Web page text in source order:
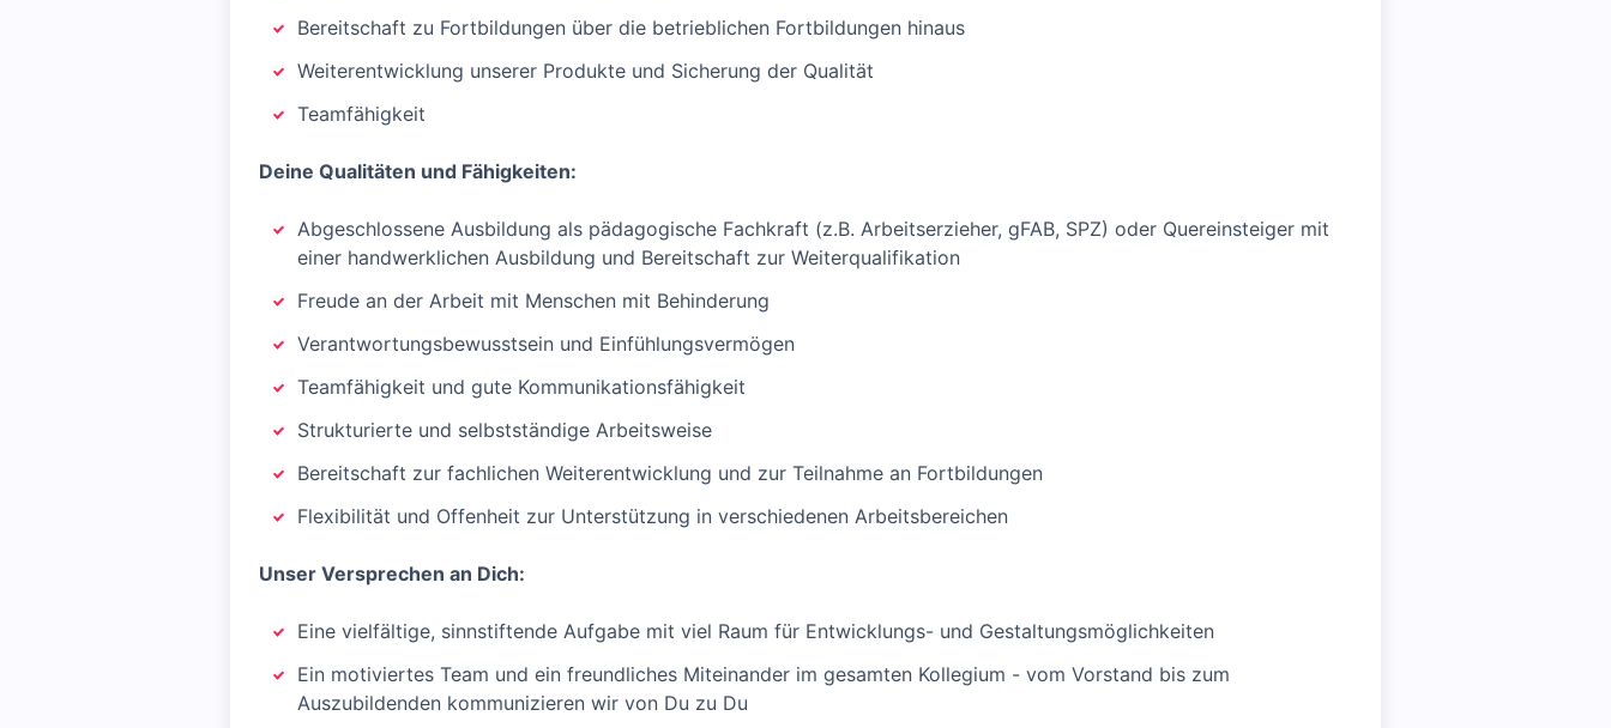
Bereitschaft zu Fortbildungen über die betrieblichen Fortbildungen hinaus
Weiterentwicklung unserer Produkte und Sicherung der Qualität
Teamfähigkeit
Deine Qualitäten und Fähigkeiten:
Abgeschlossene Ausbildung als pädagogische Fachkraft (z.B. Arbeitserzieher, gFAB, SPZ) oder Quereinsteiger mit
einer handwerklichen Ausbildung und Bereitschaft zur Weiterqualifikation
Freude an der Arbeit mit Menschen mit Behinderung
Verantwortungsbewusstsein und Einfühlungsvermögen
Teamfähigkeit und gute Kommunikationsfähigkeit
Strukturierte und selbstständige Arbeitsweise
Bereitschaft zur fachlichen Weiterentwicklung und zur Teilnahme an Fortbildungen
Flexibilität und Offenheit zur Unterstützung in verschiedenen Arbeitsbereichen
Unser Versprechen an Dich:
Eine vielfältige, sinnstiftende Aufgabe mit viel Raum für Entwicklungs- und Gestaltungsmöglichkeiten
Ein motiviertes Team und ein freundliches Miteinander im gesamten Kollegium - vom Vorstand bis zum
Auszubildenden kommunizieren wir von Du zu Du